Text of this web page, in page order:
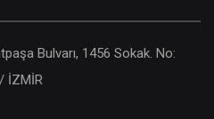
Bulvarı, 1456 Sokak. No:
İZMİR